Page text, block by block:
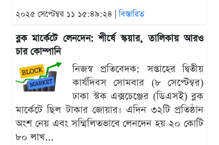
২০২৫ সেপ্টেম্বর ১১ ১৫:৪৯:২৪ |বিস্তারিত
ব্লক মার্কেটে লেনদেন: শীর্ষে স্কয়ার, তালিকায় আরও
চার কোম্পানি
নিজস্ব প্রতিবেদক: সপ্তাহের দ্বিতীয়
কার্যদিবস সোমবার (৮ সেপ্টেম্বর)
ঢাকা স্টক এক্সচেঞ্জের (ডিএসই) ব্লক
মার্কেটে ছিল টাকার জোয়ার। এদিন ৩২টি প্রতিষ্ঠান
অংশ নেয় এবং সম্মিলিতভাবে লেনদেন হয় ২০ কোটি
৮০ লাখ...